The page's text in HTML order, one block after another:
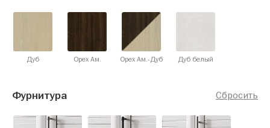
Дуб Орех Ам. Орех Ам.-Дуб Дуб белый
Сбросить
Фурнитура